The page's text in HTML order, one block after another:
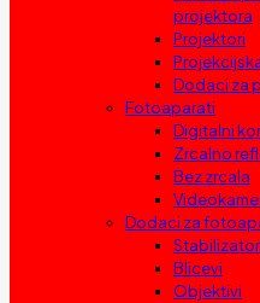
projektora
Projektori
Dodaci za
Fotoaparati
Digitalni
Zrcalno
Bez zrcala
Dodaci za
Blicevi
Objektivi